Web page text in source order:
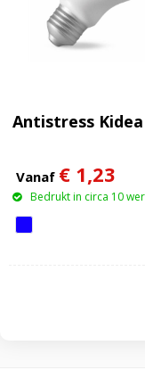
Antistress Kidea
Vanaf € 1,23
Bedrukt in circa 10